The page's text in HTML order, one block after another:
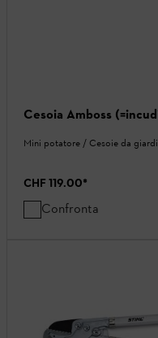
Cesoia Amboss
Mini potatore / Cesoie da
CHF 119.00*
Confronta